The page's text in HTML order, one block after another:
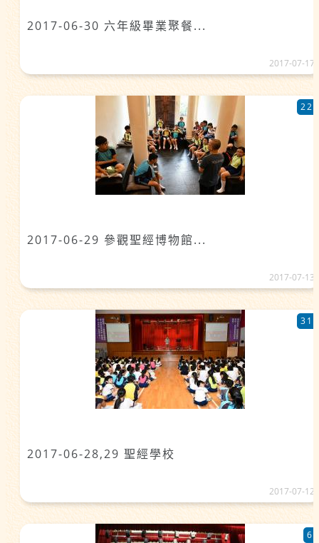
2017-06-30 六年級畢業聚餐...
2017-07-17
2017-06-29 參觀聖經博物館...
22
2017-07-13
2017-06-28,29 聖經學校
31
2017-07-12
6